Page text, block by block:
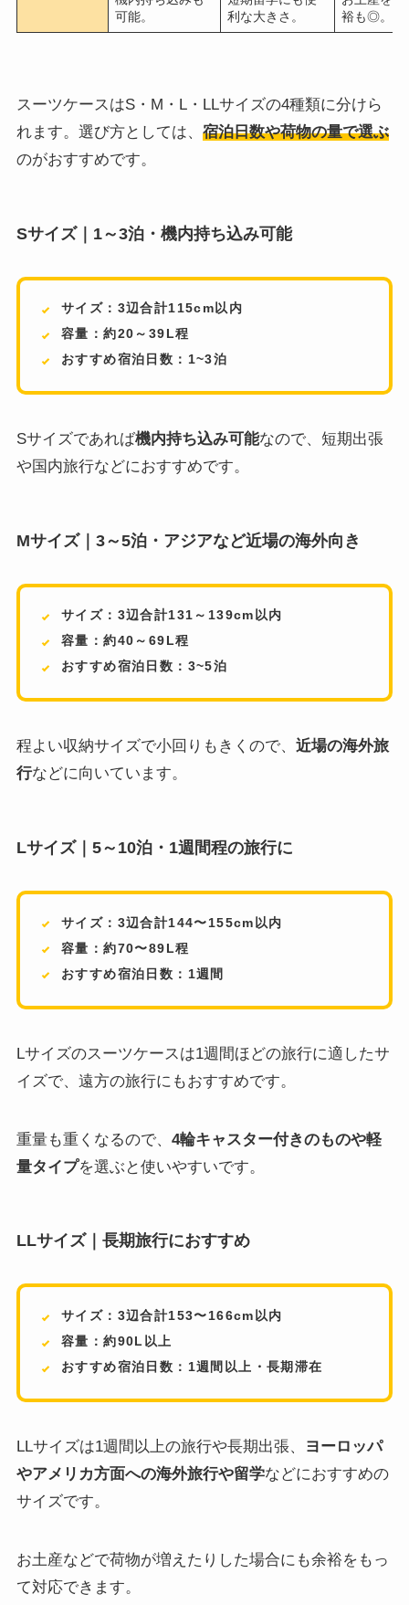
可能。
利な大きさ。
裕も◎。
スーツケースはS・M・L・LLサイズの4種類に分けら
れます。選び方としては、 宿泊日数や荷物の量で選ぶ
のがおすすめです。
Sサイズ｜1～3泊・機内持ち込み可能
サイズ：3辺合計115cm以内
容量：約20～39L程
おすすめ宿泊日数：1~3泊
Sサイズであれば機内持ち込み可能なので、短期出張
や国内旅行などにおすすめです。
Mサイズ｜3～5泊・アジアなど近場の海外向き
サイズ：3辺合計131～139cm以内
容量：約40～69L程
おすすめ宿泊日数：3~5泊
程よい収納サイズで小回りもきくので、 近場の海外旅
行などに向いています。
Lサイズ｜5～10泊・1週間程の旅行に
サイズ：3辺合計144〜155cm以内
容量：約70〜89L程
おすすめ宿泊日数：1週間
Lサイズのスーツケースは1週間ほどの旅行に適したサ
イズで、遠方の旅行にもおすすめです。
重量も重くなるので、 4輪キャスター付きのものや軽
量タイプを選ぶと使いやすいです。
LLサイズ｜長期旅行におすすめ
サイズ：3辺合計153〜166cm以内
容量：約90L以上
おすすめ宿泊日数：1週間以上・長期滞在
LLサイズは1週間以上の旅行や長期出張、
ヨーロッパ
やアメリカ方面への海外旅行や留学などにおすすめの
サイズです。
お土産などで荷物が増えたりした場合にも余裕をもっ
て対応できます。